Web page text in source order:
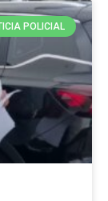
POLICIAL